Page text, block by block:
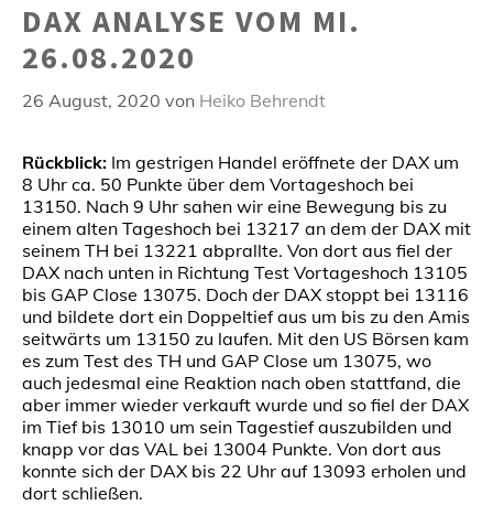
DAX ANALYSE VOM MI.
26.08.2020
26 August, 2020 von Heiko Behrendt
Rückblick: Im gestrigen Handel eröffnete der DAX um
8 Uhr ca. 50 Punkte über dem Vortageshoch bei
13150. Nach 9 Uhr sahen wir eine Bewegung bis zu
einem alten Tageshoch bei 13217 an dem der DAX mit
seinem TH bei 13221 abprallte. Von dort aus fiel der
DAX nach unten in Richtung Test Vortageshoch 13105
bis GAP Close 13075. Doch der DAX stoppt bei 13116
und bildete dort ein Doppeltief aus um bis zu den Amis
seitwärts um 13150 zu laufen. Mit den US Börsen kam
es zum Test des TH und GAP Close um 13075, wo
auch jedesmal eine Reaktion nach oben stattfand, die
aber immer wieder verkauft wurde und so fiel der DAX
im Tief bis 13010 um sein Tagestief auszubilden und
knapp vor das VAL bei 13004 Punkte. Von dort aus
konnte sich der DAX bis 22 Uhr auf 13093 erholen und
dort schließen.